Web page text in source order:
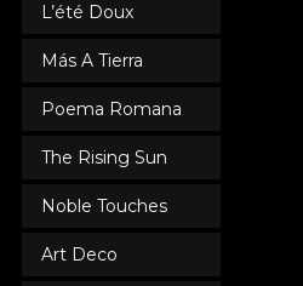
L’été Doux
Más A Tierra
Poema Romana
The Rising Sun
Noble Touches
Art Deco